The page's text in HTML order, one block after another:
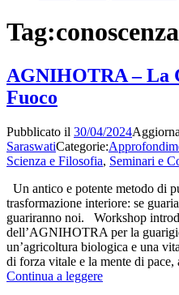
Tag:
AGNIHOTRA – La
Fuoco
Pubblicato il 30/04/2024
SaraswatiCategorie:
Scienza e Filosofia, Seminari e
Un antico e potente metodo di
trasformazione interiore: se
guariranno noi. Workshop
dell’AGNIHOTRA per la
un’agricoltura biologica e una
di forza vitale e la mente di
Continua a leggereAGNIHOTRA